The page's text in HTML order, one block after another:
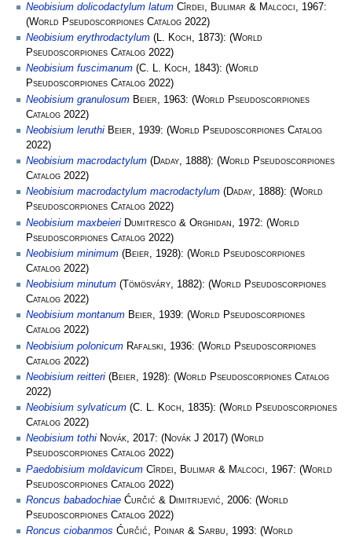
Neobisium dolicodactylum latum Cîrdei, Bulimar & Malcoci , 1967:
(World Pseudoscorpiones Catalog 2022)
Neobisium erythrodactylum (L. Koch, 1873): (World
Pseudoscorpiones Catalog 2022)
Neobisium fuscimanum (C. L. Koch, 1843): (World
Pseudoscorpiones Catalog 2022)
Neobisium granulosum Beier , 1963: (World Pseudoscorpiones
Catalog 2022)
Neobisium leruthi Beier, 1939: (World Pseudoscorpiones Catalog
2022)
Neobisium macrodactylum (Daday, 1888): (World Pseudoscorpiones
Catalog 2022)
Neobisium macrodactylum macrodactylum (Daday, 1888): (World
Pseudoscorpiones Catalog 2022)
Neobisium maxbeieri Dumitresco & Orghidan , 1972: (World
Pseudoscorpiones Catalog 2022)
Neobisium minimum (Beier, 1928): (World Pseudoscorpiones
Catalog 2022)
Neobisium minutum ( Tömösváry, 1882): (World Pseudoscorpiones
Catalog 2022)
Neobisium montanum Beier, 1939: (World Pseudoscorpiones
Catalog 2022)
Neobisium polonicum Rafalski , 1936: (World Pseudoscorpiones
Catalog 2022)
Neobisium reitteri (Beier, 1928): (World Pseudoscorpiones Catalog
2022)
Neobisium sylvaticum (C. L. Koch, 1835): (World Pseudoscorpiones
Catalog 2022)
Neobisium tothi Novák, 2017: (Novák J 2017) (World
Pseudoscorpiones Catalog 2022)
Paedobisium moldavicum Cîrdei, Bulimar & Malcoci , 1967: (World
Pseudoscorpiones Catalog 2022)
Roncus babadochiae Ćurčić & Dimitrijević, 2006: (World
Pseudoscorpiones Catalog 2022)
Roncus ciobanmos Ćurčić, Poinar & Sarbu, 1993: (World